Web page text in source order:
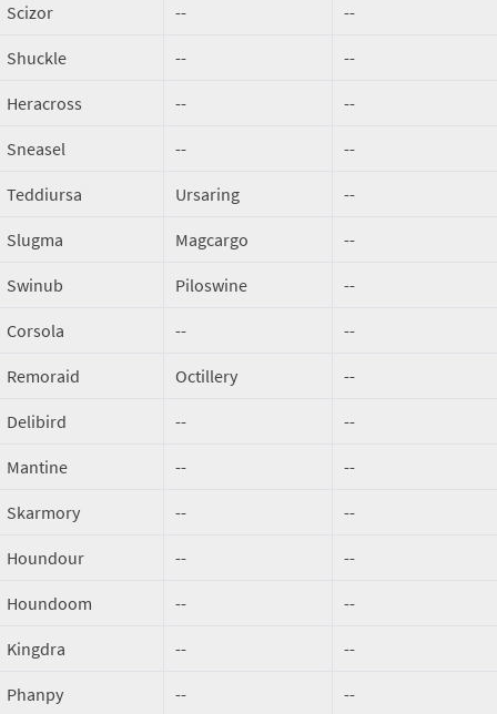
Scizor -- --
Shuckle -- --
Heracross -- --
Sneasel -- --
Teddiursa Ursaring --
Slugma Magcargo --
Swinub Piloswine --
Corsola -- --
Remoraid Octillery --
Delibird -- --
Mantine -- --
Skarmory -- --
Houndour -- --
Houndoom -- --
Kingdra -- --
Phanpy -- --